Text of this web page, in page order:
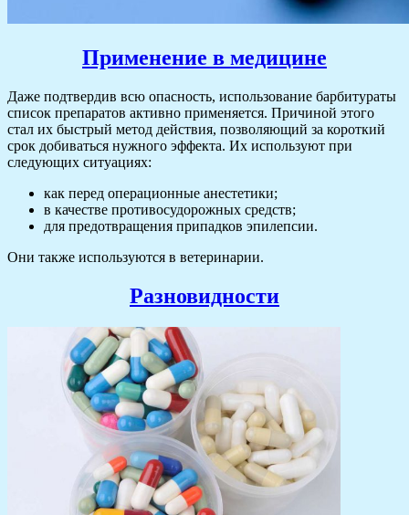
Применение в медицине
Даже подтвердив всю опасность, использование барбитураты
список препаратов активно применяется. Причиной этого
стал их быстрый метод действия, позволяющий за короткий
срок добиваться нужного эффекта. Их используют при
следующих ситуациях:
как перед операционные анестетики;
в качестве противосудорожных средств;
для предотвращения припадков эпилепсии.
Они также используются в ветеринарии.
Разновидности